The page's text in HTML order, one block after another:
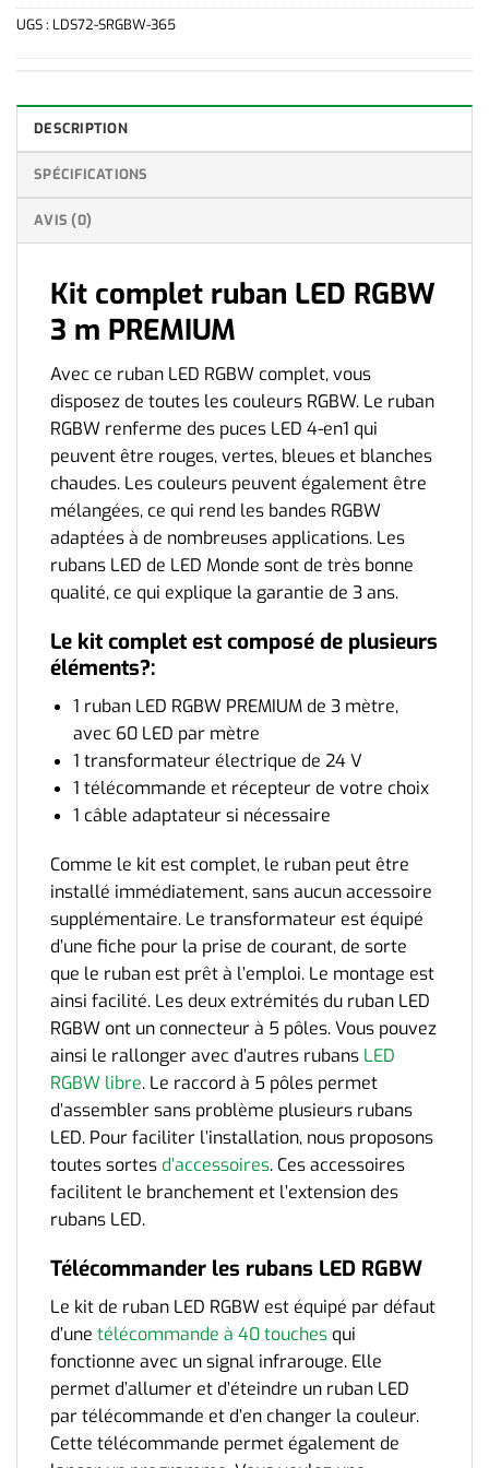
Achetez 20 pour39,99€chacun etéconomisez 72
Achetez 40 pour
Achetez 10 pour
UGS : LDS72-SRGBW-365
DESCRIPTION
SPÉCIFICATIONS
AVIS (0)
Kit complet ruban LED RGBW
3 m PREMIUM
Avec ce ruban LED RGBW complet, vous
disposez de toutes les couleurs RGBW. Le ruban
RGBW renferme des puces LED 4-en1 qui
peuvent être rouges, vertes, bleues et blanches
chaudes. Les couleurs peuvent également être
mélangées, ce qui rend les bandes RGBW
adaptées à de nombreuses applications. Les
rubans LED de LED Monde sont de très bonne
qualité, ce qui explique la garantie de 3 ans.
Le kit complet est composé de plusieurs
éléments?:
1 ruban LED RGBW PREMIUM de 3 mètre,
avec 60 LED par mètre
1 transformateur électrique de 24 V
1 télécommande et récepteur de votre choix
1 câble adaptateur si nécessaire
Comme le kit est complet, le ruban peut être
installé immédiatement, sans aucun accessoire
supplémentaire. Le transformateur est équipé
d’une fiche pour la prise de courant, de sorte
que le ruban est prêt à l’emploi. Le montage est
ainsi facilité. Les deux extrémités du ruban LED
RGBW ont un connecteur à 5 pôles. Vous pouvez
ainsi le rallonger avec d’autres rubans LED
RGBW libre. Le raccord à 5 pôles permet
d’assembler sans problème plusieurs rubans
LED. Pour faciliter l’installation, nous proposons
toutes sortes d’accessoires. Ces accessoires
facilitent le branchement et l’extension des
rubans LED.
Télécommander les rubans LED RGBW
Le kit de ruban LED RGBW est équipé par défaut
d’une télécommande à 40 touches qui
fonctionne avec un signal infrarouge. Elle
permet d’allumer et d’éteindre un ruban LED
par télécommande et d’en changer la couleur.
Cette télécommande permet également de